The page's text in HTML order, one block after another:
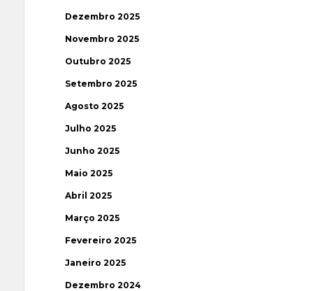
Dezembro 2025
Novembro 2025
Outubro 2025
Setembro 2025
Agosto 2025
Julho 2025
Junho 2025
Maio 2025
Abril 2025
Março 2025
Fevereiro 2025
Janeiro 2025
Dezembro 2024